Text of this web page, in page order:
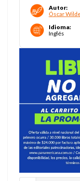
Autor:
Óscar
Idioma:
Inglés